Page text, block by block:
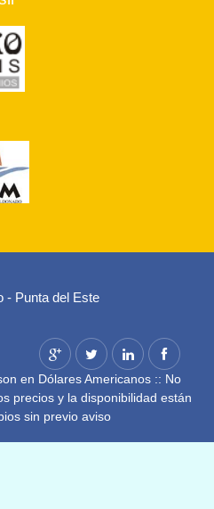
- Punta del Este
en Dólares Americanos :: No
precios y la disponibilidad están
sin previo aviso